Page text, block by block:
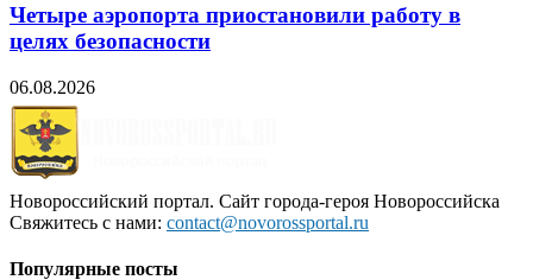
Четыре аэропорта приостановили работу в
целях безопасности
06.08.2026
Новороссийский портал. Сайт города-героя Новороссийска
Свяжитесь с нами: contact@novorossportal.ru
Популярные посты